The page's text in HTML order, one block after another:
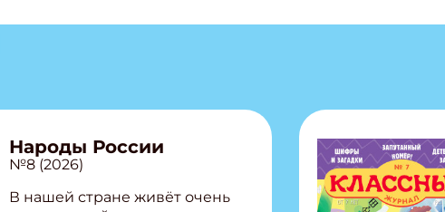
Народы России
№8 (2026)
В нашей стране живёт очень
Подпишись на рассылку
Укажите Ваш Email